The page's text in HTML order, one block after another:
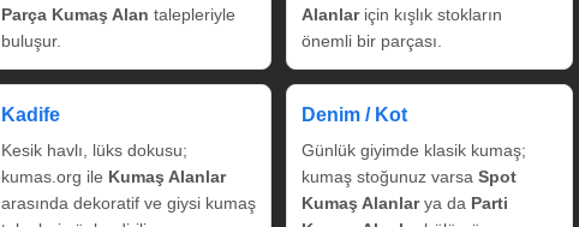
Parça Kumaş Alan talepleriyle
buluşur.
Alanlariçin kışlık stokların
önemli bir parçası.
Kadife
Kesik havlı, lüks dokusu;
kumas.org ile Kumaş Alanlar
arasında dekoratif ve giysi kumaş
Denim / Kot
Günlük giyimde klasik kumaş;
kumaş stoğunuz varsa Spot
Kumaş Alanlarya da Parti